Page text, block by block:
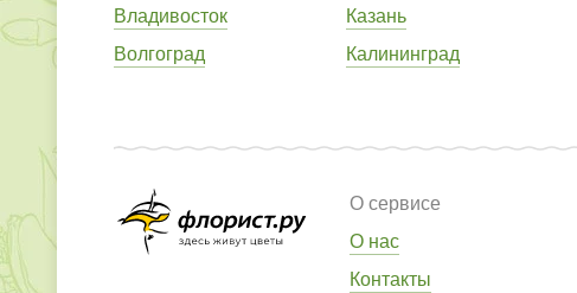
Владивосток
Волгоград
Казань
Калининград
О сервисе
О нас
Контакты